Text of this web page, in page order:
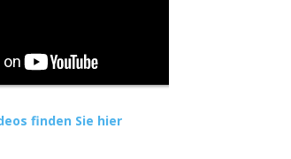
finden Sie hier